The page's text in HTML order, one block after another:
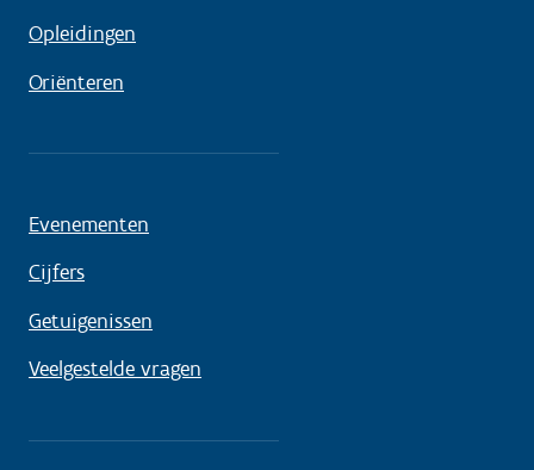
Opleidingen
Oriënteren
Evenementen
Cijfers
Getuigenissen
Veelgestelde vragen